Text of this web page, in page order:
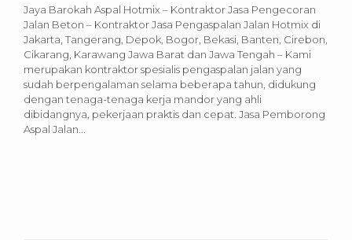
Jaya Barokah Aspal Hotmix – Kontraktor Jasa Pengecoran
Jalan Beton – Kontraktor Jasa Pengaspalan Jalan Hotmix di
Jakarta, Tangerang, Depok, Bogor, Bekasi, Banten, Cirebon,
Cikarang, Karawang Jawa Barat dan Jawa Tengah – Kami
merupakan kontraktor spesialis pengaspalan jalan yang
sudah berpengalaman selama beberapa tahun, didukung
dengan tenaga-tenaga kerja mandor yang ahli
dibidangnya, pekerjaan praktis dan cepat. Jasa Pemborong
Aspal Jalan...